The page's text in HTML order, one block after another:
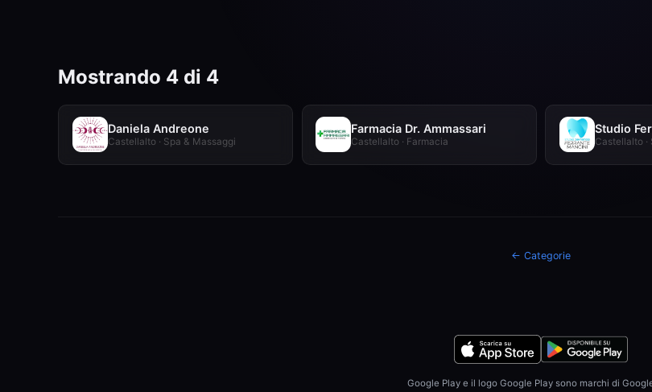
Mostrando 4 di 4
Daniela Andreone
Castellalto · Spa & Massaggi
Farmacia Dr. Ammassari
Castellalto · Farmacia
Studio
Castellalto
← Categorie
Google Play e il logo Google Play sono marchi di